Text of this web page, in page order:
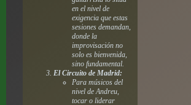
en el nivel de
exigencia que estas
sesiones demandan,
donde la
improvisación no
solo es bienvenida,
sino fundamental.
El Circuito de Madrid:
Para músicos del
nivel de Andreu,
tocar o liderar